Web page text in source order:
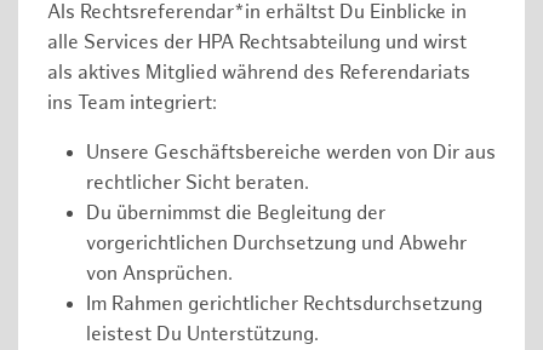
Als Rechtsreferendar*in erhältst Du Einblicke in
alle Services der HPA Rechtsabteilung und wirst
als aktives Mitglied während des Referendariats
ins Team integriert:
Unsere Geschäftsbereiche werden von Dir aus
rechtlicher Sicht beraten.
Du übernimmst die Begleitung der
vorgerichtlichen Durchsetzung und Abwehr
von Ansprüchen.
Im Rahmen gerichtlicher Rechtsdurchsetzung
leistest Du Unterstützung.